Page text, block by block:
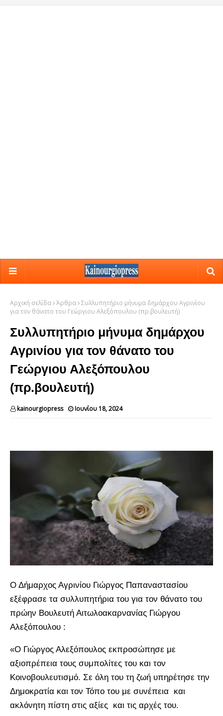
Αρχική σελίδα Άρθρα Συλλυπητήριο μήνυμα δημάρχου Αγρινίου
για τον θάνατο του Γεώργιου Αλεξόπουλου (πρ.βουλευτή)
Συλλυπητήριο μήνυμα δημάρχου
Αγρινίου για τον θάνατο του
Γεώργιου Αλεξόπουλου
(πρ.βουλευτή)
kainourgiopress Ιουνίου 18, 2024
Ο Δήμαρχος Αγρινίου Γιώργος Παπαναστασίου
εξέφρασε τα συλλυπητήρια του για τον θάνατο του
πρώην Βουλευτή Αιτωλοακαρνανίας Γιώργου
Αλεξόπουλου :
«Ο Γιώργος Αλεξόπουλος εκπροσώπησε με
αξιοπρέπεια τους συμπολίτες του και τον
Κοινοβουλευτισμό. Σε όλη του τη ζωή υπηρέτησε την
Δημοκρατία και τον Τόπο του με συνέπεια και
ακλόνητη πίστη στις αξίες και τις αρχές του.